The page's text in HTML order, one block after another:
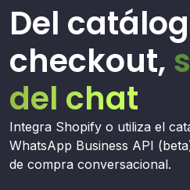
Del
checkout,
del chat
Integra Shopify o utiliza el
WhatsApp Business API
de compra conversacional.